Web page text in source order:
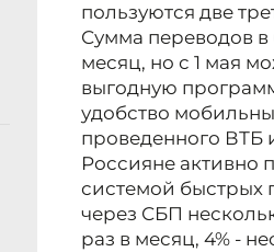
пользуются две
Сумма переводов в
месяц, но с 1 мая
выгодную
удобство
проведенного ВТБ
Россияне активно
системой быстрых
через СБП
раз в месяц, 4% -